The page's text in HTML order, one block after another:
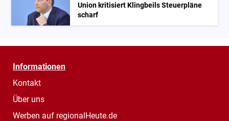
Union kritisiert Klingbeils Steuerpläne
scharf
Informationen
Kontakt
Über uns
Werben auf regionalHeute.de